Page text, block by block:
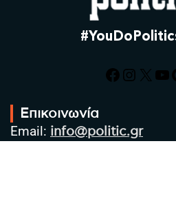
X
Επικοινωνία
Email: info@politic.gr